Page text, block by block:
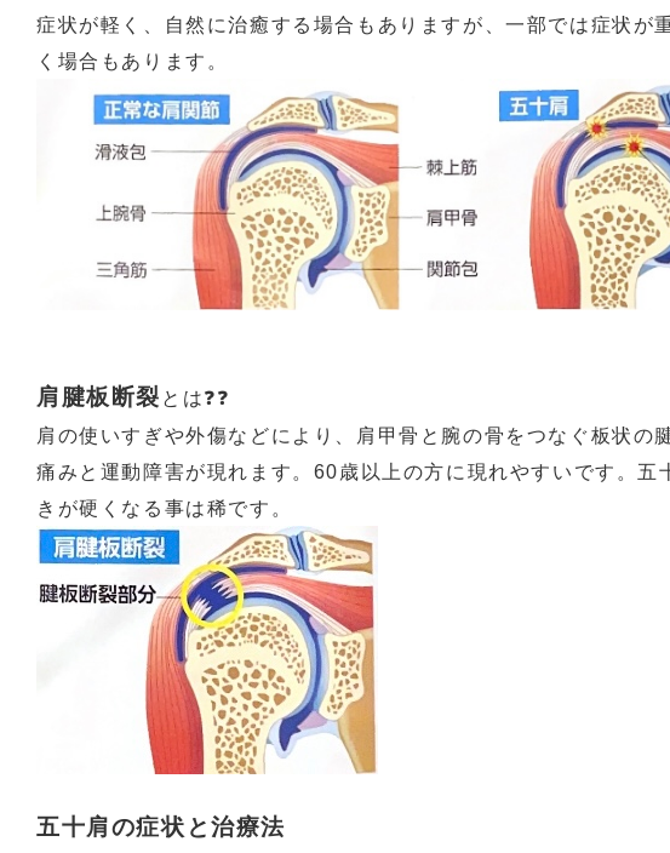
症状が軽く、自然に治癒する場合もありますが、一部では症状が
く場合もあります。
肩腱板断裂 とは❓❓
肩の使いすぎや外傷などにより、肩甲骨と腕の骨をつなぐ板状の
痛みと運動障害が現れます。 60歳以上の方に現れやすいです。 五
きが硬くなる事は稀です。
五十肩の症状と治療法